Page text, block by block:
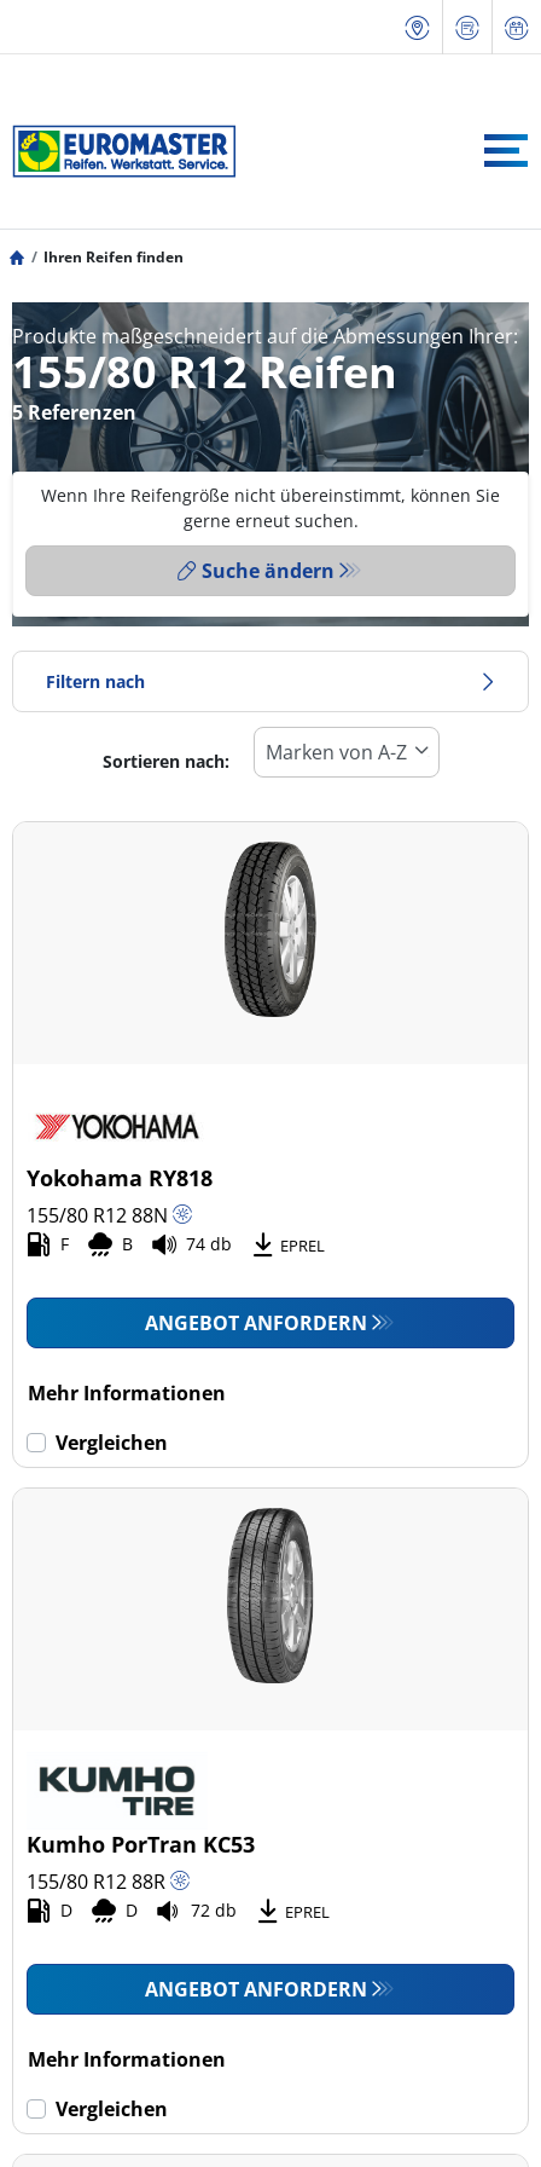
Ihren Reifen finden
Produkte maßgeschneidert auf die Abmessungen Ihrer:
155/80 R12 Reifen
5 Referenzen
Wenn Ihre Reifengröße nicht übereinstimmt, können Sie
gerne erneut suchen.
Suche ändern
Filtern nach
Reifentyp
Alle Arten (5)
Ganzjahresreifen (0)
Pkw (0)
Transporter (5)
Wohnmobil (0)
Keine Run-flat (5)
Sortieren nach:
Yokohama RY818
155/80 R1288N
F B 74 db EPREL
ANGEBOT ANFORDERN
Mehr Informationen
Vergleichen
Kumho PorTran KC53
155/80 R1288R
D D 72 db EPREL
ANGEBOT ANFORDERN
Mehr Informationen
Vergleichen